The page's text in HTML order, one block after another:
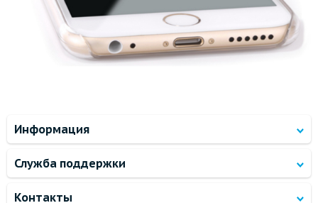
Информация
Служба поддержки
Контакты